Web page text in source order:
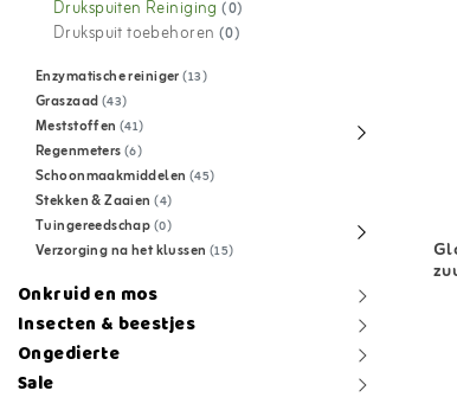
Drukspuiten Reiniging(0)
Drukspuit toebehoren (0)
Enzymatische reiniger(13)
Graszaad(43)
Meststoffen(41)
Regenmeters(6)
Schoonmaakmiddelen (45)
Stekken & Zaaien(4)
Tuingereedschap(0)
Verzorging na het klussen (15)
Onkruid en mos
Insecten & beestjes
Ongedierte
Sale